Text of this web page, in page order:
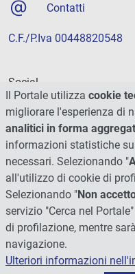
Contatti
C.F./P.Iva 00448820548
Social
Il Portale utilizza cookie
migliorare l'esperienza di
analitici in forma
informazioni statistiche
necessari. Selezionando "
all'utilizzo di cookie di
Selezionando "Non
servizio "Cerca nel
di profilazione, mentre
navigazione.
Ulteriori informazioni